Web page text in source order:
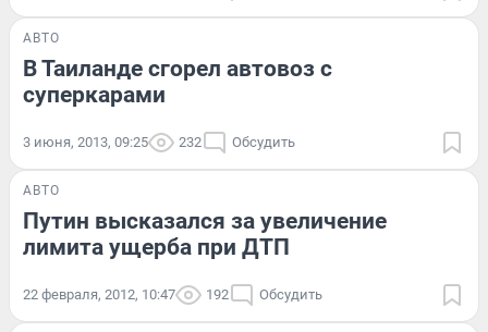
АВТО
В Таиланде сгорел автовоз с
суперкарами
3 июня, 2013, 09:25 232 Обсудить
АВТО
Путин высказался за увеличение
лимита ущерба при ДТП
22 февраля, 2012, 10:47 192 Обсудить